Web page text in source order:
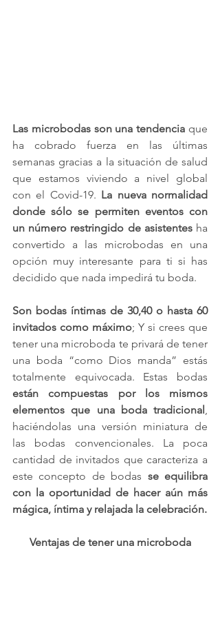
Las microbodas son una tendencia que
ha cobrado fuerza en las últimas
semanas gracias a la situación de salud
que estamos viviendo a nivel global
con el Covid-19. La nueva normalidad
donde sólo se permiten eventos con
un número restringido de asistentes ha
convertido a las microbodas en una
opción muy interesante para ti si has
decidido que nada impedirá tu boda.
Son bodas íntimas de 30,40 o hasta 60
invitados como máximo; Y si crees que
tener una microboda te privará de tener
una boda “como Dios manda” estás
están compuestas por los mismos
elementos que una boda tradicional,
haciéndolas una versión miniatura de
las bodas convencionales. La poca
cantidad de invitados que caracteriza a
este concepto de bodas se equilibra
con la oportunidad de hacer aún más
mágica, íntima y relajada la celebración.
Ventajas de tener una microboda